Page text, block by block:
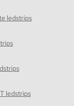
ledstrips
ledstrips